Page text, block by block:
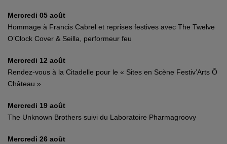
Mercredi 05 août
Hommage à Francis Cabrel et reprises festives avec The Twelve
O’Clock Cover & Seilla, performeur feu
Mercredi 12 août
Rendez-vous à la Citadelle pour le « Sites en Scène Festiv’Arts Ô
Château »
Mercredi 19 août
The Unknown Brothers suivi du Laboratoire Pharmagroovy
Mercredi 26 août